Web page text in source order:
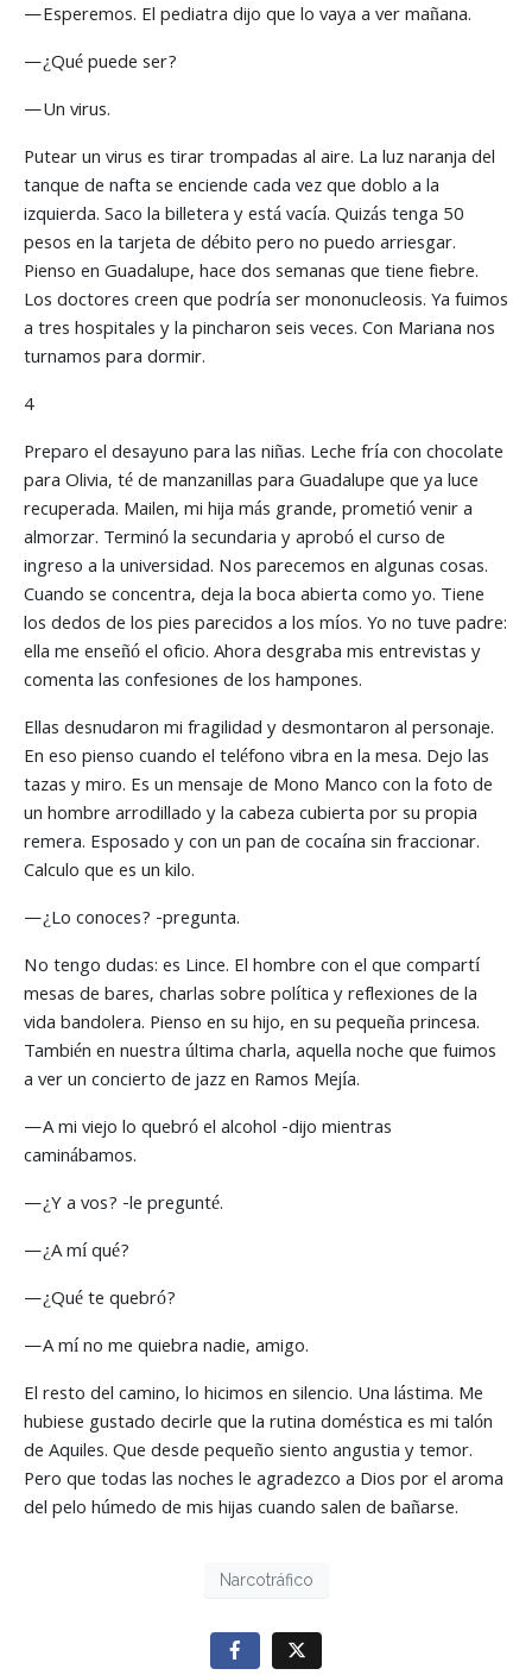
—Esperemos. El pediatra dijo que lo vaya a ver mañana.
—¿Qué puede ser?
—Un virus.
Putear un virus es tirar trompadas al aire. La luz naranja del
tanque de nafta se enciende cada vez que doblo a la
izquierda. Saco la billetera y está vacía. Quizás tenga 50
pesos en la tarjeta de débito pero no puedo arriesgar.
Pienso en Guadalupe, hace dos semanas que tiene fiebre.
Los doctores creen que podría ser mononucleosis. Ya fuimos
a tres hospitales y la pincharon seis veces. Con Mariana nos
turnamos para dormir.
4
Preparo el desayuno para las niñas. Leche fría con chocolate
para Olivia, té de manzanillas para Guadalupe que ya luce
recuperada. Mailen, mi hija más grande, prometió venir a
almorzar. Terminó la secundaria y aprobó el curso de
ingreso a la universidad. Nos parecemos en algunas cosas.
Cuando se concentra, deja la boca abierta como yo. Tiene
los dedos de los pies parecidos a los míos. Yo no tuve padre:
ella me enseñó el oficio. Ahora desgraba mis entrevistas y
comenta las confesiones de los hampones.
Ellas desnudaron mi fragilidad y desmontaron al personaje.
En eso pienso cuando el teléfono vibra en la mesa. Dejo las
tazas y miro. Es un mensaje de Mono Manco con la foto de
un hombre arrodillado y la cabeza cubierta por su propia
remera. Esposado y con un pan de cocaína sin fraccionar.
Calculo que es un kilo.
—¿Lo conoces? -pregunta.
No tengo dudas: es Lince. El hombre con el que compartí
mesas de bares, charlas sobre política y reflexiones de la
vida bandolera. Pienso en su hijo, en su pequeña princesa.
También en nuestra última charla, aquella noche que fuimos
a ver un concierto de jazz en Ramos Mejía.
—A mi viejo lo quebró el alcohol -dijo mientras
caminábamos.
—¿Y a vos? -le pregunté.
—¿A mí qué?
—¿Qué te quebró?
—A mí no me quiebra nadie, amigo.
El resto del camino, lo hicimos en silencio. Una lástima. Me
hubiese gustado decirle que la rutina doméstica es mi talón
de Aquiles. Que desde pequeño siento angustia y temor.
Pero que todas las noches le agradezco a Dios por el aroma
del pelo húmedo de mis hijas cuando salen de bañarse.
Narcotráfico